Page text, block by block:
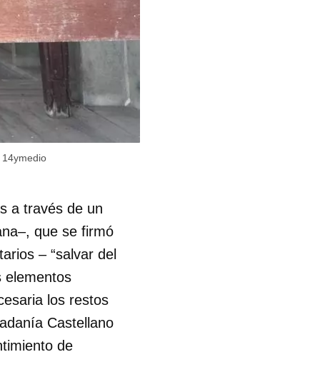
14ymedio
a través de un
que se firmó
– “salvar del
elementos
los restos
Castellano
de